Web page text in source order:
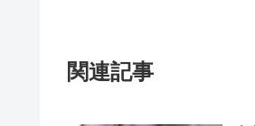
関連記事